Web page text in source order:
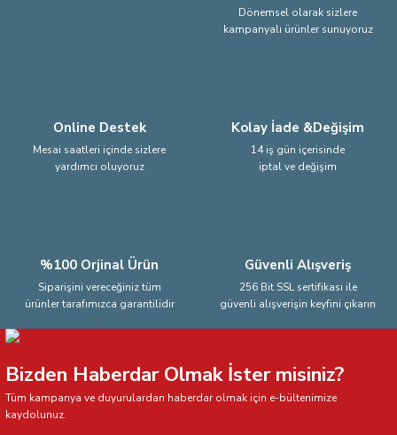
Dönemsel olarak sizlere
kampanyalı ürünler sunuyoruz
Online Destek
Mesai saatleri içinde sizlere
yardımcı oluyoruz
Kolay İade &Değişim
14 iş gün içerisinde
iptal ve değişim
%100 Orjinal Ürün
Siparişini vereceğiniz tüm
ürünler tarafımızca garantilidir
Güvenli Alışveriş
256 Bit SSL sertifikası ile
güvenli alışverişin keyfini çıkarın
Bizden Haberdar Olmak İster misiniz?
Tüm kampanya ve duyurulardan haberdar olmak için e-bültenimize
kaydolunuz.